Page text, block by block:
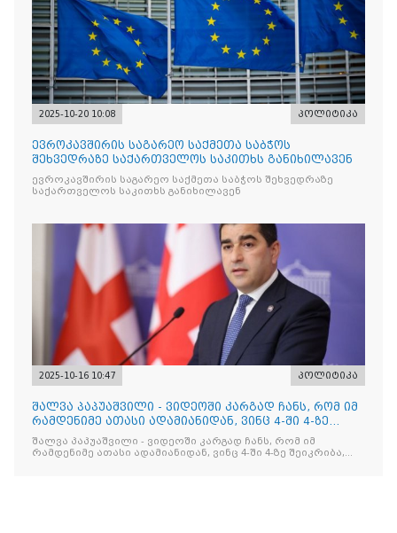
2025-10-20 10:08 პოლიტიკა
ევროკავშირის საგარეო საქმეთა საბჭოს
შეხვედრაზე საქართველოს საკითხს განიხილავენ
ევროკავშირის საგარეო საქმეთა საბჭოს შეხვედრაზე
საქართველოს საკითხს განიხილავენ
2025-10-16 10:47 პოლიტიკა
შალვა პაპუაშვილი - ვიდეოში კარგად ჩანს, რომ იმ
რამდენიმე ათასი ადამიანიდან, ვინც 4-ში 4-ზე
შეიკრიბა,
შალვა პაპუაშვილი - ვიდეოში კარგად ჩანს, რომ იმ
რამდენიმე ათასი ადამიანიდან, ვინც 4-ში 4-ზე შეიკრიბა,